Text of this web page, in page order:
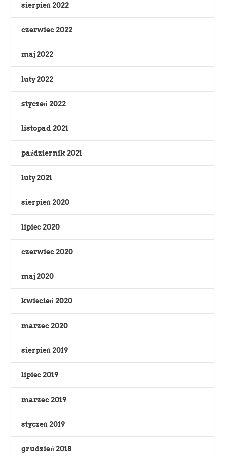
sierpień 2022
czerwiec 2022
maj 2022
luty 2022
styczeń 2022
listopad 2021
październik 2021
luty 2021
sierpień 2020
lipiec 2020
czerwiec 2020
maj 2020
kwiecień 2020
marzec 2020
sierpień 2019
lipiec 2019
marzec 2019
styczeń 2019
grudzień 2018